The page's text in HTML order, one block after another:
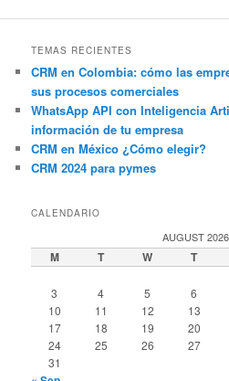
TEMAS RECIENTES
CRM en Colombia: cómo las
sus procesos comerciales
WhatsApp API con Inteligencia
información de tu empresa
CRM en México ¿Cómo elegir?
CRM 2024 para pymes
CALENDARIO
AUGUST 2026
M T W T
3
4 5 6
10
11 12 13
17
18 19 20
24
25 26 27
31